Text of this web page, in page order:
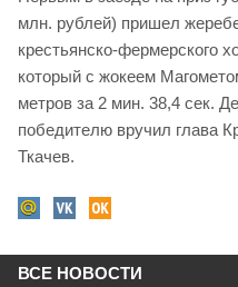
млн. рублей) пришел
крестьянско-фермерского
который с жокеем
метров за 2 мин. 38,4 сек.
победителю вручил глава
Ткачев.
ВСЕ НОВОСТИ